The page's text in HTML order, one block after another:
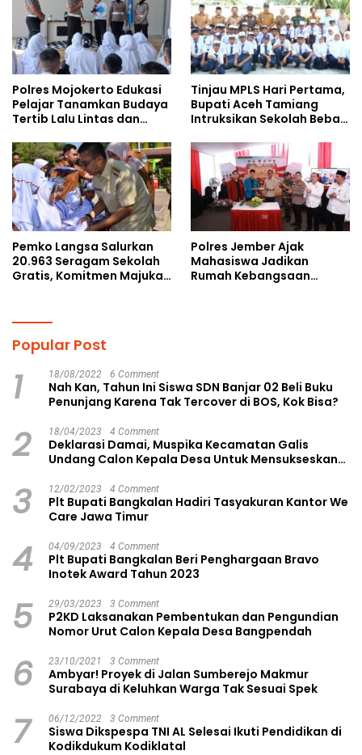
Polres Mojokerto Edukasi
Pelajar Tanamkan Budaya
Tertib Lalu Lintas dan
Tinjau MPLS Hari Pertama,
Bupati Aceh Tamiang
Intruksikan Sekolah Bebas
Pemko Langsa Salurkan
20.963 Seragam Sekolah
Gratis, Komitmen Majukan
Polres Jember Ajak
Mahasiswa Jadikan
Rumah Kebangsaan
Popular Post
1 18/08/2022 6 Comment
Nah Kan, Tahun Ini Siswa SDN Banjar 02 Beli Buku
Penunjang Karena Tak Tercover di BOS, Kok Bisa?
2 18/04/2023 4 Comment
Deklarasi Damai, Muspika Kecamatan Galis
Undang Calon Kepala Desa Untuk Mensukseskan
3 12/02/2023 4 Comment
Plt Bupati Bangkalan Hadiri Tasyakuran Kantor We
Care Jawa Timur
4 04/09/2023 4 Comment
Plt Bupati Bangkalan Beri Penghargaan Bravo
Inotek Award Tahun 2023
5 29/03/2023 3 Comment
P2KD Laksanakan Pembentukan dan Pengundian
Nomor Urut Calon Kepala Desa Bangpendah
6 23/10/2021 3 Comment
Ambyar! Proyek di Jalan Sumberejo Makmur
Surabaya di Keluhkan Warga Tak Sesuai Spek
7 06/12/2022 3 Comment
Siswa Dikspespa TNI AL Selesai Ikuti Pendidikan di
Kodikdukum Kodiklatal